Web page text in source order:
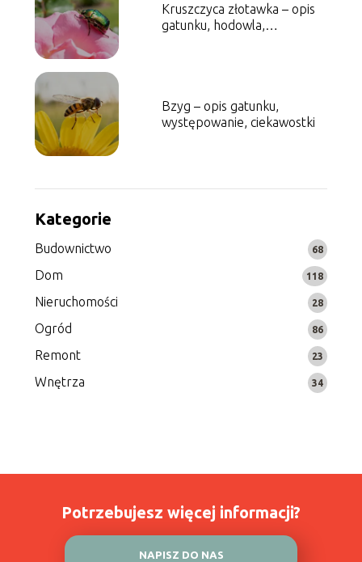
Kruszczyca złotawka – opis
gatunku, hodowla,
Bzyg – opis gatunku,
występowanie, ciekawostki
Kategorie
Budownictwo 68
Dom 118
Nieruchomości 28
Ogród 86
Remont 23
Wnętrza 34
Potrzebujesz więcej informacji?
NAPISZ DO NAS